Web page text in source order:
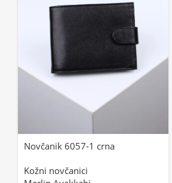
Novčanik 6057-1 crna
Kožni novčanici